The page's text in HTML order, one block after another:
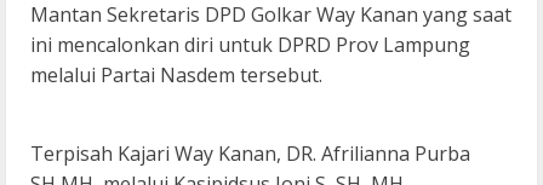
Mantan Sekretaris DPD Golkar Way Kanan yang saat
ini mencalonkan diri untuk DPRD Prov Lampung
melalui Partai Nasdem tersebut.
Terpisah Kajari Way Kanan, DR. Afrilianna Purba